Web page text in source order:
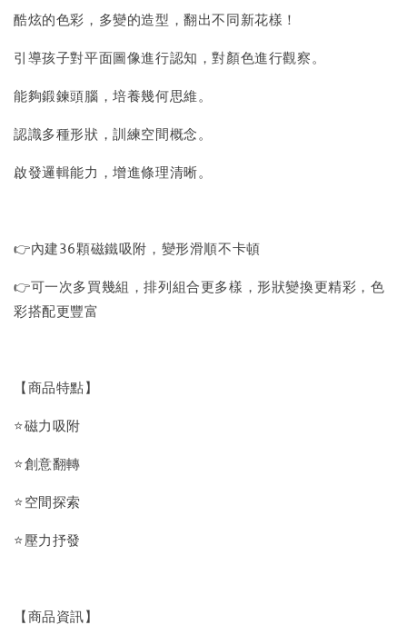
酷炫的色彩，多變的造型，翻出不同新花樣！
引導孩子對平面圖像進行認知，對顏色進行觀察。
能夠鍛鍊頭腦，培養幾何思維。
認識多種形狀，訓練空間概念。
啟發邏輯能力，增進條理清晰。
👉內建36顆磁鐵吸附，變形滑順不卡頓
👉可一次多買幾組，排列組合更多樣，形狀變換更精彩，色
彩搭配更豐富
【商品特點】
⭐磁力吸附
⭐創意翻轉
⭐空間探索
⭐壓力抒發
【商品資訊】